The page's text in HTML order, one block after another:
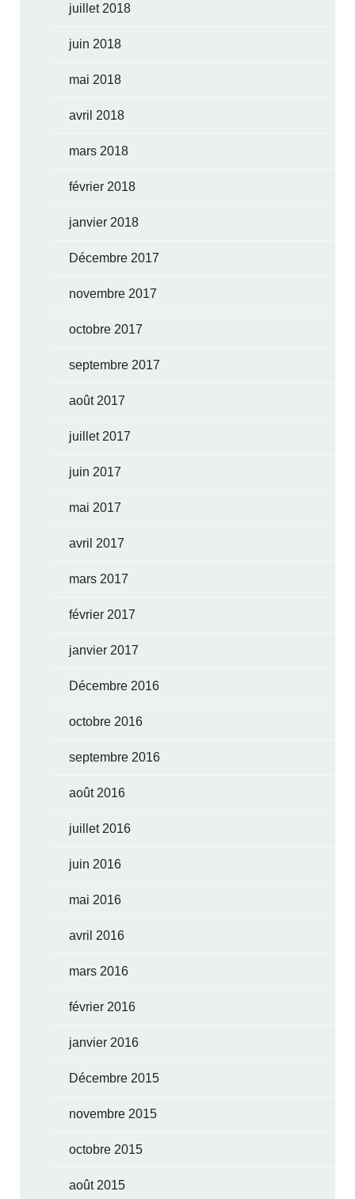
juillet 2018
juin 2018
mai 2018
avril 2018
mars 2018
février 2018
janvier 2018
Décembre 2017
novembre 2017
octobre 2017
septembre 2017
août 2017
juillet 2017
juin 2017
mai 2017
avril 2017
mars 2017
février 2017
janvier 2017
Décembre 2016
octobre 2016
septembre 2016
août 2016
juillet 2016
juin 2016
mai 2016
avril 2016
mars 2016
février 2016
janvier 2016
Décembre 2015
novembre 2015
octobre 2015
août 2015